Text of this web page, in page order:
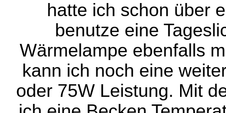
hatte ich schon über
benutze eine
Wärmelampe ebenfalls
kann ich noch eine
oder 75W Leistung. Mit